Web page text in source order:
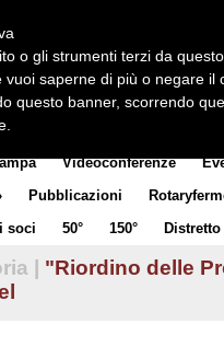
Videoconferenze
Pubblicazioni
soci
50° 150° Distretto
| "Riordino delle
o gli strumenti terzi da
vuoi saperne di più o negare
questo banner, scorrendo